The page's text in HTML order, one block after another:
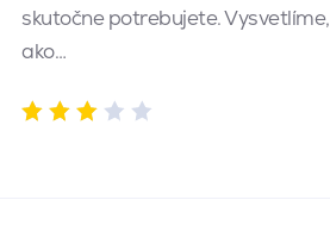
skutočne potrebujete. Vysvetlíme,
ako…